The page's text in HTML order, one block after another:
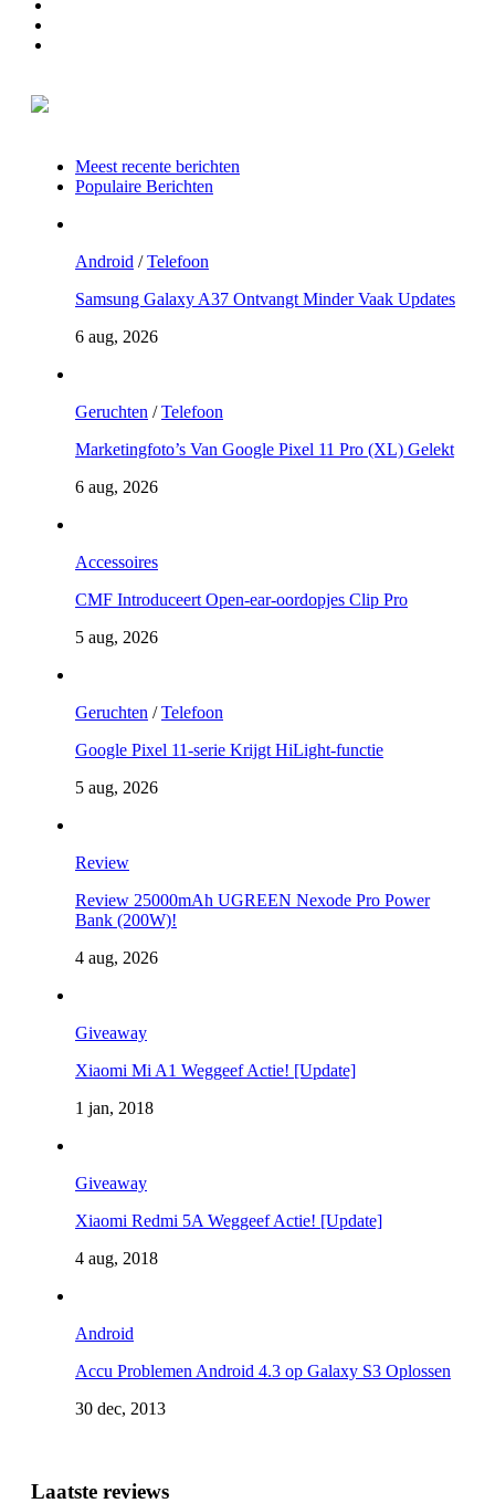
Meest recente berichten
Populaire Berichten
Android /Telefoon
Samsung Galaxy A37 Ontvangt Minder Vaak Updates
6 aug, 2026
Geruchten /Telefoon
Marketingfoto’s Van Google Pixel 11 Pro (XL) Gelekt
6 aug, 2026
Accessoires
CMF Introduceert Open-ear-oordopjes Clip Pro
5 aug, 2026
Geruchten /Telefoon
Google Pixel 11-serie Krijgt HiLight-functie
5 aug, 2026
Review
Review 25000mAh UGREEN Nexode Pro Power
Bank (200W)!
4 aug, 2026
Giveaway
Xiaomi Mi A1 Weggeef Actie! [Update]
1 jan, 2018
Giveaway
Xiaomi Redmi 5A Weggeef Actie! [Update]
4 aug, 2018
Android
Accu Problemen Android 4.3 op Galaxy S3 Oplossen
30 dec, 2013
Laatste reviews